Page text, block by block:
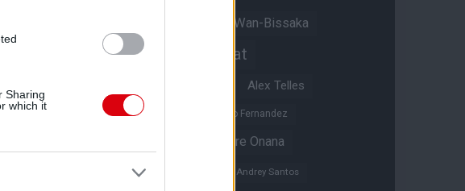
Sharing
which it
Di
Aaron Wan-Bissaka
Akadémiai csapat
Alex Telles
Altay Bayindir Alvaro Fernandez
Andre Onana
Andreas Pereira
Andrey Santos